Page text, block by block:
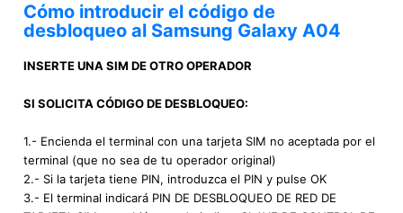
Cómo introducir el código de
desbloqueo al Samsung Galaxy A04
INSERTE UNA SIM DE OTRO OPERADOR
SI SOLICITA CÓDIGO DE DESBLOQUEO:
1.- Encienda el terminal con una tarjeta SIM no aceptada por el
terminal (que no sea de tu operador original)
2.- Si la tarjeta tiene PIN, introduzca el PIN y pulse OK
3.- El terminal indicará PIN DE DESBLOQUEO DE RED DE